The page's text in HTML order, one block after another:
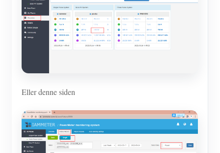
Eller denne siden